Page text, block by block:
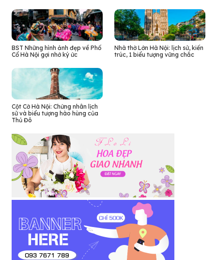
BST Những hình ảnh đẹp về Phố
Cổ Hà Nội gợi nhớ ký ức
Nhà thờ Lớn Hà Nội: lịch sử, kiến
trúc, 1 biểu tượng vững chắc
Cột Cờ Hà Nội: Chứng nhân lịch
sử và biểu tượng hào hùng của
Thủ Đô